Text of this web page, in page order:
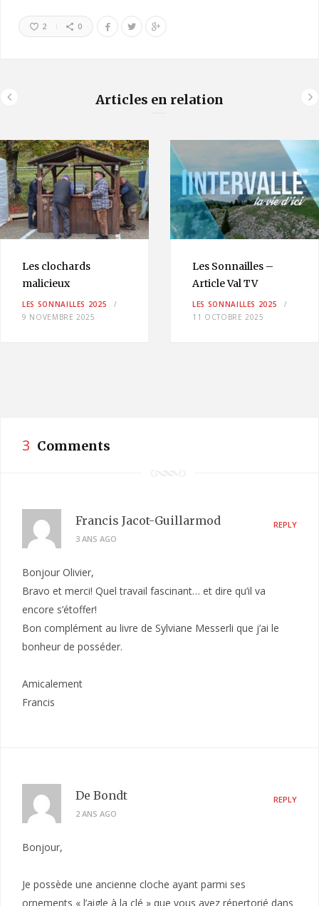
2 0
Articles en relation
Les clochards
malicieux
LES SONNAILLES 2025
9 NOVEMBRE 2025
Les Sonnailles –
Article Val TV
LES SONNAILLES 2025
11 OCTOBRE 2025
3 Comments
Francis Jacot-Guillarmod
3 ANS AGO
REPLY
Bonjour Olivier,
Bravo et merci! Quel travail fascinant… et dire qu’il va
encore s’étoffer!
Bon complément au livre de Sylviane Messerli que j’ai le
bonheur de posséder.
Amicalement
Francis
De Bondt
2 ANS AGO
REPLY
Bonjour,
Je possède une ancienne cloche ayant parmi ses
ornements « l’aigle à la clé » que vous avez répertorié dans